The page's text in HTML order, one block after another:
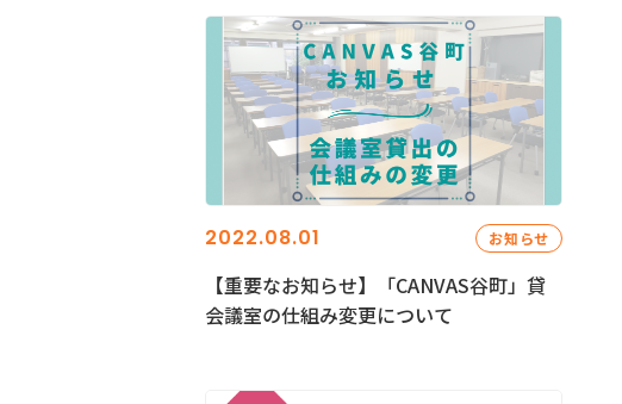
2022.08.01 お知らせ
【重要なお知らせ】「CANVAS谷町」貸
会議室の仕組み変更について